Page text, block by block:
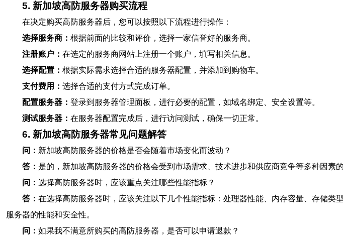
5. 新加坡高防服务器购买流程
在决定购买高防服务器后，您可以按照以下流程进行操作：
选择服务商： 根据前面的比较和评价，选择一家信誉好的服务商。
注册账户： 在选定的服务商网站上注册一个账户，填写相关信息。
选择配置： 根据实际需求选择合适的服务器配置，并添加到购物车。
支付费用： 选择合适的支付方式完成订单。
配置服务器： 登录到服务器管理面板，进行必要的配置，如域名绑定、安全设置等。
测试服务器： 在服务器配置完成后，进行访问测试，确保一切正常。
6. 新加坡高防服务器常见问题解答
问： 新加坡高防服务器的价格是否会随着市场变化而波动？
答： 是的，新加坡高防服务器的价格会受到市场需求、技术进步和供应商竞争等多种因素
问： 选择高防服务器时，应该重点关注哪些性能指标？
答： 在选择高防服务器时，应该关注以下几个性能指标：处理器性能、内存容量、存储
服务器的性能和安全性。
问： 如果我不满意所购买的高防服务器，是否可以申请退款？